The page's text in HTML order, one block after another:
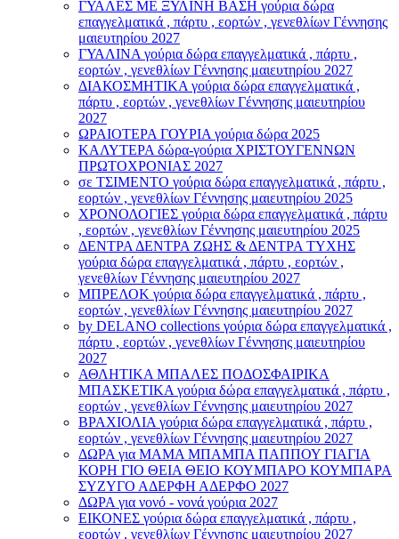
ΓΥΑΛΕΣ ΜΕ ΞΥΛΙΝΗ ΒΑΣΗ γούρια δώρα
επαγγελματικά , πάρτυ , εορτών , γενεθλίων Γέννησης
μαιευτηρίου 2027
ΓΥΑΛΙΝΑ γούρια δώρα επαγγελματικά , πάρτυ ,
εορτών , γενεθλίων Γέννησης μαιευτηρίου 2027
ΔΙΑΚΟΣΜΗΤΙΚΑ γούρια δώρα επαγγελματικά ,
πάρτυ , εορτών , γενεθλίων Γέννησης μαιευτηρίου
2027
ΩΡΑΙΟΤΕΡΑ ΓΟΥΡΙΑ γούρια δώρα 2025
ΚΑΛΥΤΕΡΑ δώρα-γούρια ΧΡΙΣΤΟΥΓΕΝΝΩΝ
ΠΡΩΤΟΧΡΟΝΙΑΣ 2027
σε ΤΣΙΜΕΝΤΟ γούρια δώρα επαγγελματικά , πάρτυ ,
εορτών , γενεθλίων Γέννησης μαιευτηρίου 2025
ΧΡΟΝΟΛΟΓΙΕΣ γούρια δώρα επαγγελματικά , πάρτυ
, εορτών , γενεθλίων Γέννησης μαιευτηρίου 2025
ΔΕΝΤΡΑ ΔΕΝΤΡΑ ΖΩΗΣ & ΔΕΝΤΡΑ ΤΥΧΗΣ
γούρια δώρα επαγγελματικά , πάρτυ , εορτών ,
γενεθλίων Γέννησης μαιευτηρίου 2027
ΜΠΡΕΛΟΚ γούρια δώρα επαγγελματικά , πάρτυ ,
εορτών , γενεθλίων Γέννησης μαιευτηρίου 2027
by DELANO collections γούρια δώρα επαγγελματικά ,
πάρτυ , εορτών , γενεθλίων Γέννησης μαιευτηρίου
2027
ΑΘΛΗΤΙΚΑ ΜΠΑΛΕΣ ΠΟΔΟΣΦΑΙΡΙΚΑ
ΜΠΑΣΚΕΤΙΚΑ γούρια δώρα επαγγελματικά , πάρτυ ,
εορτών , γενεθλίων Γέννησης μαιευτηρίου 2027
ΒΡΑΧΙΟΛΙA γούρια δώρα επαγγελματικά , πάρτυ ,
εορτών , γενεθλίων Γέννησης μαιευτηρίου 2027
ΔΩΡΑ για ΜΑΜΑ ΜΠΑΜΠΑ ΠΑΠΠΟΥ ΓΙΑΓΙΑ
ΚΟΡΗ ΓΙΟ ΘΕΙΑ ΘΕΙΟ ΚΟΥΜΠΑΡΟ ΚΟΥΜΠΑΡΑ
ΣΥΖΥΓΟ ΑΔΕΡΦΗ ΑΔΕΡΦΟ 2027
ΔΩΡΑ για νονό - νονά γούρια 2027
ΕΙΚΟΝΕΣ γούρια δώρα επαγγελματικά , πάρτυ ,
εορτών , γενεθλίων Γέννησης μαιευτηρίου 2027